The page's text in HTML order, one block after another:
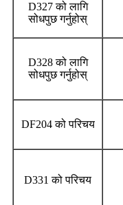
D327 को लागि
सोधपुछ गर्नुहोस्
D328 को लागि
सोधपुछ गर्नुहोस्
DF204 को परिचय
D331 को परिचय